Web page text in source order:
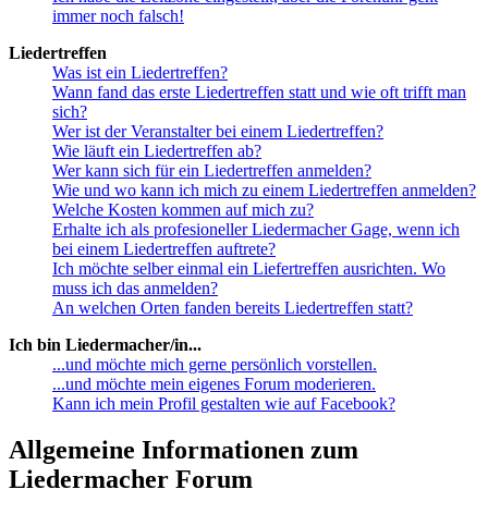
immer noch falsch!
Liedertreffen
Was ist ein Liedertreffen?
Wann fand das erste Liedertreffen statt und wie oft trifft man
sich?
Wer ist der Veranstalter bei einem Liedertreffen?
Wie läuft ein Liedertreffen ab?
Wer kann sich für ein Liedertreffen anmelden?
Wie und wo kann ich mich zu einem Liedertreffen anmelden?
Welche Kosten kommen auf mich zu?
Erhalte ich als profesioneller Liedermacher Gage, wenn ich
bei einem Liedertreffen auftrete?
Ich möchte selber einmal ein Liefertreffen ausrichten. Wo
muss ich das anmelden?
An welchen Orten fanden bereits Liedertreffen statt?
Ich bin Liedermacher/in...
...und möchte mich gerne persönlich vorstellen.
...und möchte mein eigenes Forum moderieren.
Kann ich mein Profil gestalten wie auf Facebook?
Allgemeine Informationen zum
Liedermacher Forum